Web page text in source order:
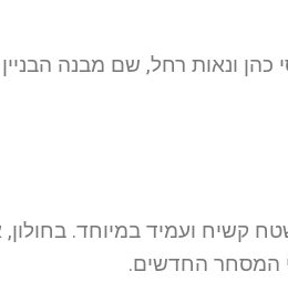
כהן ונאות רחל, שם מבנה
קשיח ועמיד במיוחד. בחולון,
המסחר החדשים.